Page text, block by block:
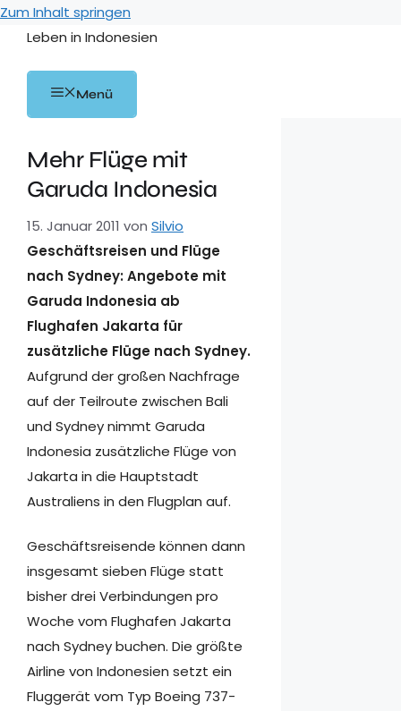
Zum Inhalt springen
Leben in Indonesien
Menü
Mehr Flüge mit
Garuda Indonesia
15. Januar 2011 von Silvio
Geschäftsreisen und Flüge
nach Sydney: Angebote mit
Garuda Indonesia ab
Flughafen Jakarta für
zusätzliche Flüge nach Sydney.
Aufgrund der großen Nachfrage
auf der Teilroute zwischen Bali
und Sydney nimmt Garuda
Indonesia zusätzliche Flüge von
Jakarta in die Hauptstadt
Australiens in den Flugplan auf.
Geschäftsreisende können dann
insgesamt sieben Flüge statt
bisher drei Verbindungen pro
Woche vom Flughafen Jakarta
nach Sydney buchen. Die größte
Airline von Indonesien setzt ein
Fluggerät vom Typ Boeing 737-